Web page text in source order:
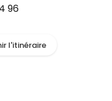
96
l'itinéraire